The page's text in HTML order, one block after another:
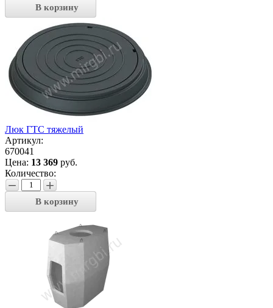
В корзину
Люк ГТС тяжелый
Артикул:
670041
Цена: 13 369 руб.
Количество:
− +
В корзину